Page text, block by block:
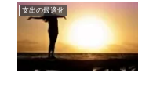
支出の最適化